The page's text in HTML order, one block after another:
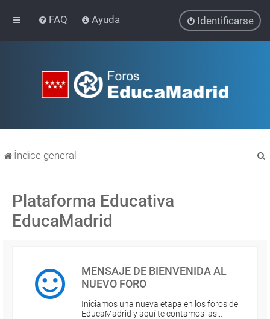
FAQ Ayuda Identificarse
Índice general
Plataforma Educativa
EducaMadrid
MENSAJE DE BIENVENIDA AL
NUEVO FORO
Iniciamos una nueva etapa en los foros de
EducaMadrid y aquí te contamos las…